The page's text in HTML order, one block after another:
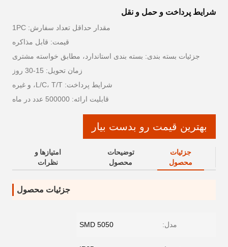
شرایط پرداخت و حمل و نقل
مقدار حداقل تعداد سفارش: 1PC
قیمت: قابل مذاکره
جزئیات بسته بندی: بسته بندی استاندارد، مطابق خواسته مشتری
زمان تحویل: 15-30 روز
شرایط پرداخت: L/C، T/T، و غیره
قابلیت ارائه: 500000 عدد در ماه
بهترین قیمت رو بدست بیار
جزئیات
محصول
توضیحات
محصول
امتیازها و
نظرات
جزئیات محصول
مدل: SMD 5050